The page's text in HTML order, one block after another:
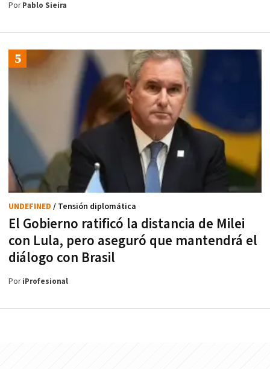
PorPablo Sieira
El Gobierno ratificó la distancia de Milei
con Lula, pero aseguró que mantendrá el
diálogo con Brasil
UNDEFINED / Tensión diplomática
PoriProfesional